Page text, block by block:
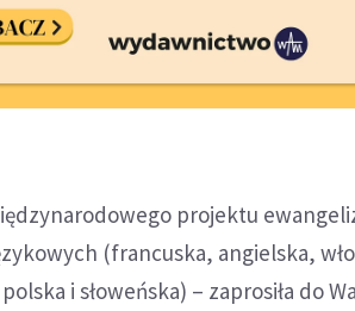
projektu
(francuska, angielska,
i słoweńska) – zaprosiła do